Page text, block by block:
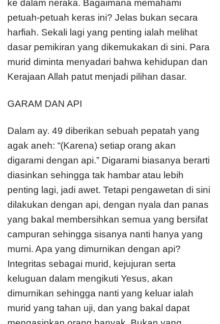
ke dalam neraka. Bagaimana memahami
petuah-petuah keras ini? Jelas bukan secara
harfiah. Sekali lagi yang penting ialah melihat
dasar pemikiran yang dikemukakan di sini. Para
murid diminta menyadari bahwa kehidupan dan
Kerajaan Allah patut menjadi pilihan dasar.
GARAM DAN API
Dalam ay. 49 diberikan sebuah pepatah yang
agak aneh: “(Karena) setiap orang akan
digarami dengan api.” Digarami biasanya berarti
diasinkan sehingga tak hambar atau lebih
penting lagi, jadi awet. Tetapi pengawetan di sini
dilakukan dengan api, dengan nyala dan panas
yang bakal membersihkan semua yang bersifat
campuran sehingga sisanya nanti hanya yang
murni. Apa yang dimurnikan dengan api?
Integritas sebagai murid, kejujuran serta
keluguan dalam mengikuti Yesus, akan
dimurnikan sehingga nanti yang keluar ialah
murid yang tahan uji, dan yang bakal dapat